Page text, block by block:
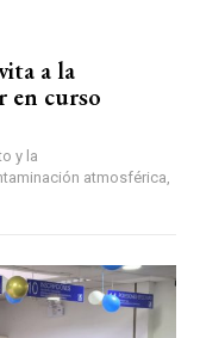
a la
en curso
y la
atmosférica,